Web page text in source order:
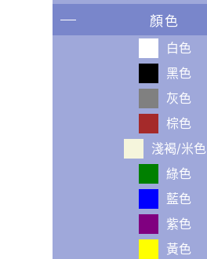
顏色
白色
黑色
灰色
棕色
淺褐/米色
綠色
藍色
紫色
黃色